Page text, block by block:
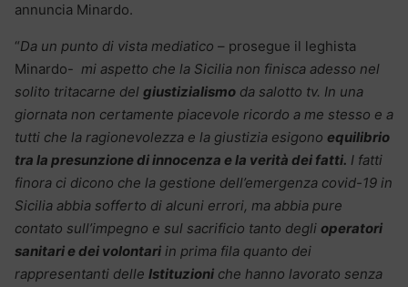
annuncia Minardo.
“Da un punto di vista mediatico – prosegue il leghista
Minardo- mi aspetto che la Sicilia non finisca adesso nel
solito tritacarne del giustizialismo da salotto tv. In una
giornata non certamente piacevole ricordo a me stesso e a
tutti che la ragionevolezza e la giustizia esigono equilibrio
tra la presunzione di innocenza e la verità dei fatti. I fatti
finora ci dicono che la gestione dell’emergenza covid-19 in
Sicilia abbia sofferto di alcuni errori, ma abbia pure
contato sull’impegno e sul sacrificio tanto degli operatori
sanitari e dei volontari in prima fila quanto dei
rappresentanti delle Istituzioni che hanno lavorato senza